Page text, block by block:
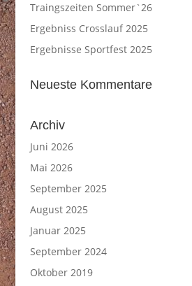
Traingszeiten Sommer`26
Ergebniss Crosslauf 2025
Ergebnisse Sportfest 2025
Neueste Kommentare
Archiv
Juni 2026
Mai 2026
September 2025
August 2025
Januar 2025
September 2024
Oktober 2019